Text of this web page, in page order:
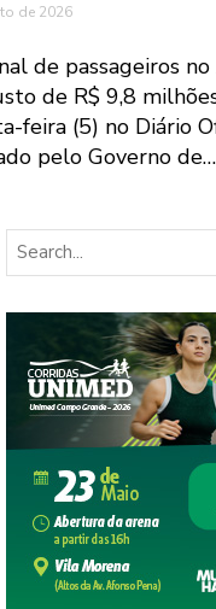
de 2026
de passageiros
de R$ 9,8
feira (5) no Diário
pelo Governo de…